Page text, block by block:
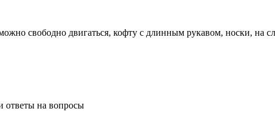
свободно двигаться, кофту с длинным рукавом, носки, на
ответы на вопросы